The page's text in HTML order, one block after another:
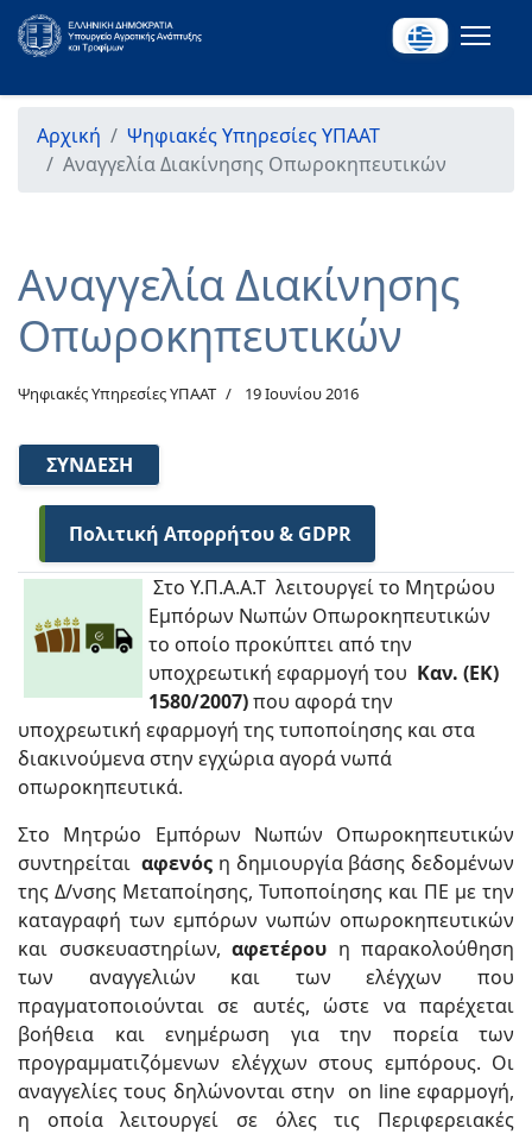
Αρχική
Ψηφιακές Υπηρεσίες ΥΠΑΑΤ
Αναγγελία Διακίνησης Οπωροκηπευτικών
Αναγγελία Διακίνησης
Οπωροκηπευτικών
Ψηφιακές Υπηρεσίες ΥΠΑΑΤ 19 Ιουνίου 2016
ΣΎΝΔΕΣΗ
Πολιτική Απορρήτου & GDPR
Στο Υ.Π.Α.Α.Τ λειτουργεί το Μητρώου
Εμπόρων Νωπών Οπωροκηπευτικών
το οποίο προκύπτει από την
υποχρεωτική εφαρμογή του Καν. (ΕΚ)
1580/2007)που αφορά την
υποχρεωτική εφαρμογή της τυποποίησης και στα
διακινούμενα στην εγχώρια αγορά νωπά
οπωροκηπευτικά.
Στο Μητρώο Εμπόρων Νωπών Οπωροκηπευτικών
συντηρείταιαφενός η δημιουργία βάσης δεδομένων
της Δ/νσης Μεταποίησης, Τυποποίησης και ΠΕ με την
καταγραφή των εμπόρων νωπών οπωροκηπευτικών
και συσκευαστηρίων, αφετέρου η παρακολούθηση
των αναγγελιών και των ελέγχων που
πραγματοποιούνται σε αυτές, ώστε να παρέχεται
βοήθεια και ενημέρωση για την πορεία των
προγραμματιζόμενων ελέγχων στους εμπόρους. Οι
αναγγελίες τους δηλώνονται στην on line εφαρμογή,
η οποία λειτουργεί σε όλες τις Περιφερειακές